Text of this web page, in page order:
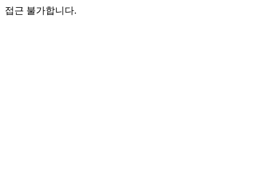
접근 불가합니다.